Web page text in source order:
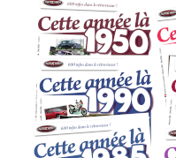
distribution :
allumage :
refroidissement :
graissage :
équipement électrique :
Transmission